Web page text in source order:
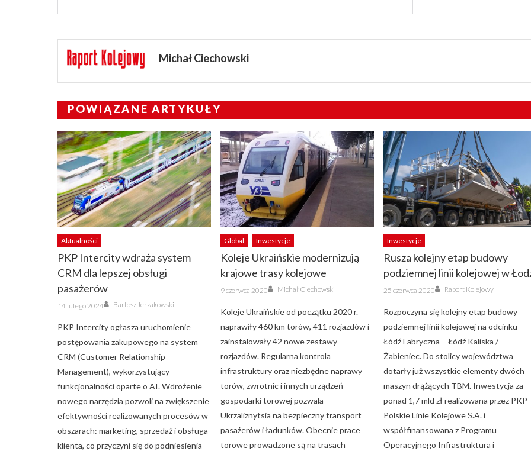
Michał Ciechowski
POWIĄZANE ARTYKUŁY
Aktualności
PKP Intercity wdraża system
CRM dla lepszej obsługi
pasażerów
Posted
on
14 lutego 2024 Author
Bartosz Jerzakowski
PKP Intercity ogłasza uruchomienie
postępowania zakupowego na system
CRM (Customer Relationship
Management), wykorzystujący
funkcjonalności oparte o AI. Wdrożenie
nowego narzędzia pozwoli na zwiększenie
efektywności realizowanych procesów w
obszarach: marketing, sprzedaż i obsługa
klienta, co przyczyni się do podniesienia
Global Inwestycje
Koleje Ukraińskie modernizują
krajowe trasy kolejowe
Posted
on
9 czerwca 2020 Author
Michał Ciechowski
Koleje Ukraińskie od początku 2020 r.
naprawiły 460 km torów, 411 rozjazdów i
zainstalowały 42 nowe zestawy
rozjazdów. Regularna kontrola
infrastruktury oraz niezbędne naprawy
torów, zwrotnic i innych urządzeń
gospodarki torowej pozwala
Ukrzaliznytsia na bezpieczny transport
pasażerów i ładunków. Obecnie prace
torowe prowadzone są na trasach
Inwestycje
Rusza kolejny etap budowy
podziemnej linii kolejowej w
Posted
on
25 czerwca 2020 Author
Raport Kolejowy
Rozpoczyna się kolejny etap budowy
podziemnej linii kolejowej na odcinku
Łódź Fabryczna – Łódź Kaliska /
Żabieniec. Do stolicy województwa
dotarły już wszystkie elementy dwóch
maszyn drążących TBM. Inwestycja za
ponad 1,7 mld zł realizowana przez PKP
Polskie Linie Kolejowe S.A. i
współfinansowana z Programu
Operacyjnego Infrastruktura i